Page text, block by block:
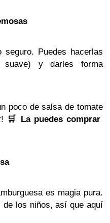
Puedes hacerlas
suave) y darles forma
poco de salsa de tomate
🛒 La puedes comprar
es magia pura.
los niños, así que aquí